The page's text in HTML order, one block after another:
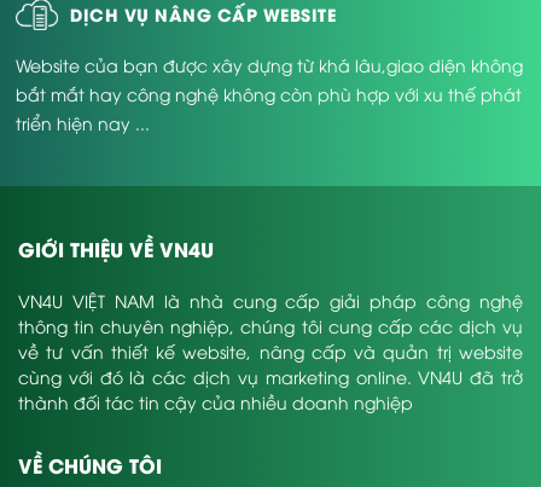
DỊCH VỤ NÂNG CẤP WEBSITE
Website của bạn được xây dựng từ khá lâu,giao diện không
bắt mắt hay công nghệ không còn phù hợp với xu thế phát
triển hiện nay ...
GIỚI THIỆU VỀ VN4U
VN4U VIỆT NAM là nhà cung cấp giải pháp công nghệ
thông tin chuyên nghiệp, chúng tôi cung cấp các dịch vụ
về tư vấn thiết kế website, nâng cấp và quản trị website
cùng với đó là các dịch vụ marketing online. VN4U đã trở
thành đối tác tin cậy của nhiều doanh nghiệp
VỀ CHÚNG TÔI